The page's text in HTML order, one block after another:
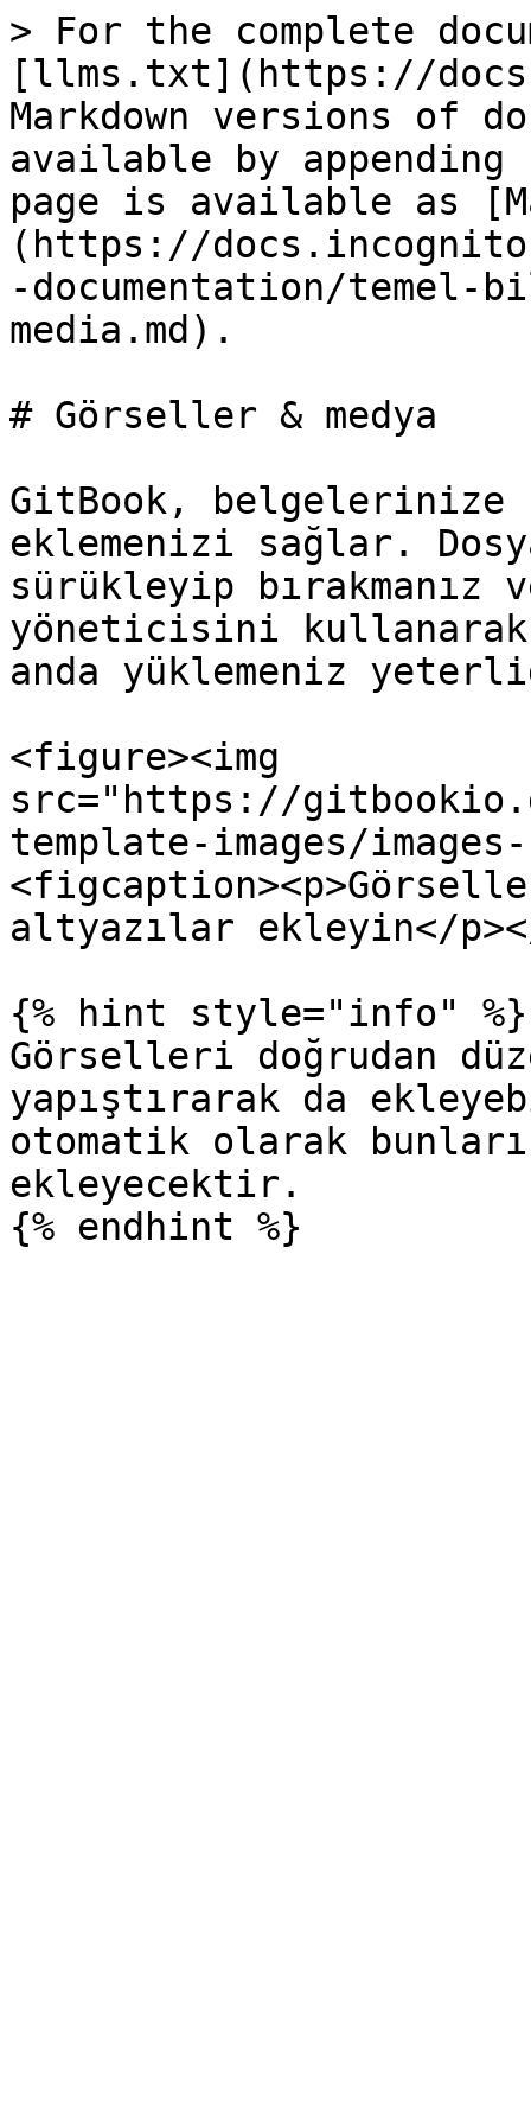
> For the complete
[llms.txt](https://
Markdown versions of
available by
page is available as
(https://
-documentation/temel-
media.md).
# Görseller & medya
GitBook, belgelerinize
eklemenizi sağlar.
sürükleyip bırakmanız
yöneticisini
anda yüklemeniz
<figure><img
src="https://
template-images/
altyazılar ekleyin</
{% hint style="info" %}
Görselleri doğrudan
yapıştırarak da
otomatik olarak
ekleyecektir.